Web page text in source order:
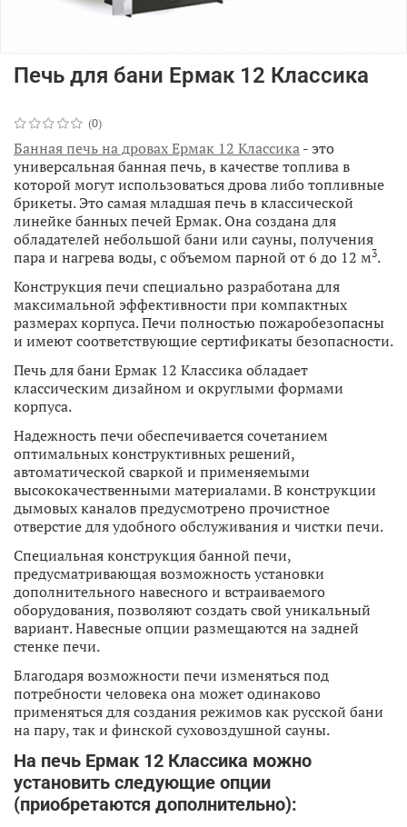
(0)
Печь для бани Ермак 12 Классика
Банная печь на дровахЕрмак 12 Классика- это
универсальная банная печь, в качестве топлива в
которой могут использоваться дрова либо топливные
брикеты. Это самая младшая печь в классической
линейке банных печей Ермак. Она создана для
обладателей небольшой бани или сауны, получения
пара и нагрева воды, с объемом парной от 6 до 12 м3.
Конструкция печи специально разработана для
максимальной эффективности при компактных
размерах корпуса. Печи полностью пожаробезопасны
и имеют соответствующие сертификаты безопасности.
Печь для бани Ермак 12 Классика обладает
классическим дизайном и округлыми формами
корпуса.
Надежность печи обеспечивается сочетанием
оптимальных конструктивных решений,
автоматической сваркой и применяемыми
высококачественными материалами. В конструкции
дымовых каналов предусмотрено прочистное
отверстие для удобного обслуживания и чистки печи.
Специальная конструкция банной печи,
предусматривающая возможность установки
дополнительного навесного и встраиваемого
оборудования, позволяют создать свой уникальный
вариант. Навесные опции размещаются на задней
стенке печи.
Благодаря возможности печи изменяться под
потребности человека она может одинаково
применяться для создания режимов как русской бани
на пару, так и финской суховоздушной сауны.
На печь Ермак 12 Классика можно
установить следующие опции
(приобретаются дополнительно):